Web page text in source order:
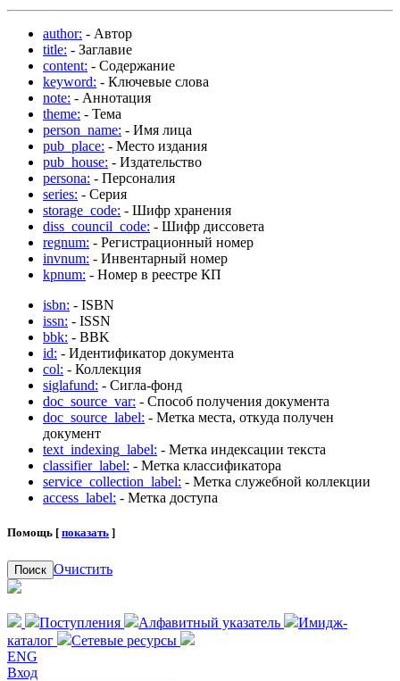
author: - Автор
title: - Заглавие
content: - Содержание
keyword: - Ключевые слова
note: - Аннотация
theme: - Тема
person_name: - Имя лица
pub_place: - Место издания
pub_house: - Издательство
persona: - Персоналия
series: - Серия
storage_code: - Шифр хранения
diss_council_code: - Шифр диссовета
regnum: - Регистрационный номер
invnum: - Инвентарный номер
kpnum: - Номер в реестре КП
isbn: - ISBN
issn: - ISSN
bbk: - BBK
id: - Идентификатор документа
col: - Коллекция
siglafund: - Сигла-фонд
doc_source_var: - Способ получения документа
doc_source_label: - Метка места, откуда получен
документ
text_indexing_label: - Метка индексации текста
classifier_label: - Метка классификатора
service_collection_label: - Метка служебной коллекции
access_label: - Метка доступа
Помощь [ показать ]
Поиск Очистить
Поступления Алфавитный указатель
Имидж-
каталог
Сетевые ресурсы
ENG
Вход